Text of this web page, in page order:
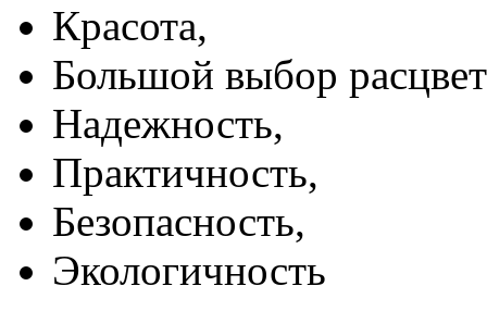
Красота,
Большой выбор
Надежность,
Практичность,
Безопасность,
Экологичность